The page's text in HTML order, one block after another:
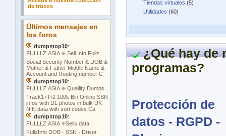
de trucos
Tiendas virtuales (5)
Utilidades (60)
¿Qué hay de
programas?
Protección de
datos - RGPD -